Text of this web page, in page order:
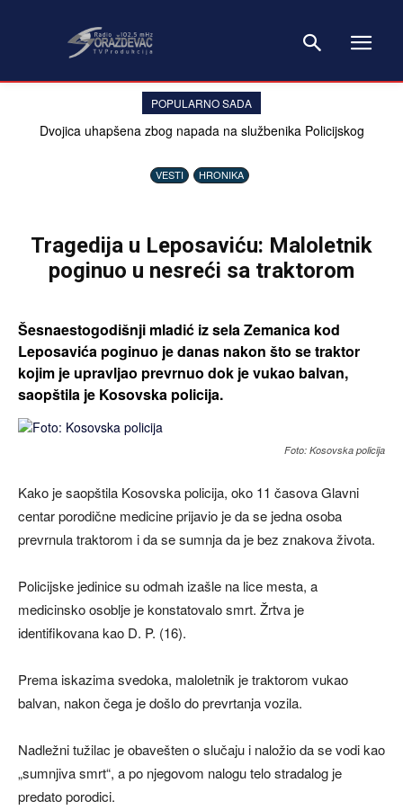
POPULARNO SADA
Dvojica uhapšena zbog napada na službenika Policijskog
VESTI HRONIKA
Tragedija u Leposaviću: Maloletnik
poginuo u nesreći sa traktorom
Šesnaestogodišnji mladić iz sela Zemanica kod
Leposavića poginuo je danas nakon što se traktor
kojim je upravljao prevrnuo dok je vukao balvan,
saopštila je Kosovska policija.
Foto: Kosovska policija
Kako je saopštila Kosovska policija, oko 11 časova Glavni
centar porodične medicine prijavio je da se jedna osoba
prevrnula traktorom i da se sumnja da je bez znakova života.
Policijske jedinice su odmah izašle na lice mesta, a
medicinsko osoblje je konstatovalo smrt. Žrtva je
identifikovana kao D. P. (16).
Prema iskazima svedoka, maloletnik je traktorom vukao
balvan, nakon čega je došlo do prevrtanja vozila.
Nadležni tužilac je obavešten o slučaju i naložio da se vodi kao
„sumnjiva smrt“, a po njegovom nalogu telo stradalog je
predato porodici.